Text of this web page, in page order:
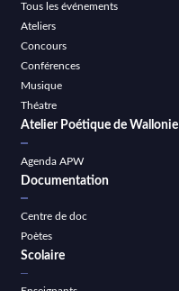
Tous les événements
Ateliers
Concours
Conférences
Musique
Théatre
Atelier Poétique de Wallonie
Agenda APW
Documentation
Centre de doc
Poètes
Scolaire